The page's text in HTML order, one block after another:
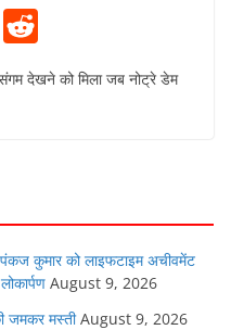
Li
n e
d
देखने को मिला जब नोट्रे डेम
पंकज कुमार को लाइफटाइम अचीवमेंट
August 9, 2026
जमकर मस्ती August 9, 2026